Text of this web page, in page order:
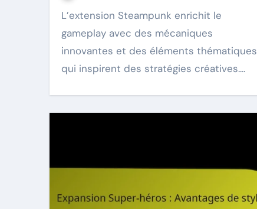
L’extension Steampunk enrichit le
gameplay avec des mécaniques
innovantes et des éléments thématiques
qui inspirent des stratégies créatives.…